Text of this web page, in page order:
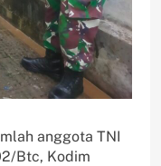
anggota TNI
Btc, Kodim